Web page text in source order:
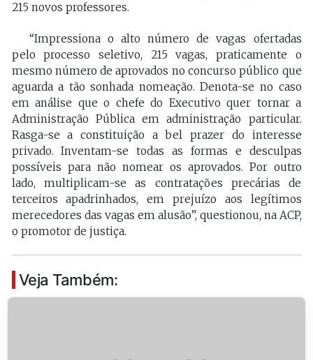
215 novos professores.
“Impressiona o alto número de vagas ofertadas
pelo processo seletivo, 215 vagas, praticamente o
mesmo número de aprovados no concurso público que
aguarda a tão sonhada nomeação. Denota-se no caso
em análise que o chefe do Executivo quer tornar a
Administração Pública em administração particular.
Rasga-se a constituição a bel prazer do interesse
privado. Inventam-se todas as formas e desculpas
possíveis para não nomear os aprovados. Por outro
lado, multiplicam-se as contratações precárias de
terceiros apadrinhados, em prejuízo aos legítimos
merecedores das vagas em alusão”, questionou, na ACP,
o promotor de justiça.
Veja Também: